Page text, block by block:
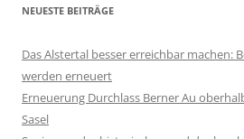
NEUESTE BEITRÄGE
Das Alstertal besser erreichbar machen:
werden erneuert
Erneuerung Durchlass Berner Au
Sasel